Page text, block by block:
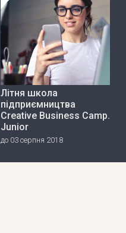
Літня школа
підприємництва
Creative Business Camp.
Junior
до 03 серпня 2018